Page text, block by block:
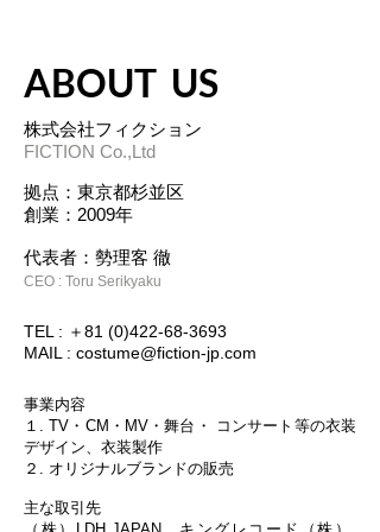
​ABOUT US
株式会社フィクション
FICTION Co.,Ltd
拠点：東京都杉並区
​創業：2009年
代表者：勢理客 徹
CEO : Toru Serikyaku
TEL : ＋81 (0)422-68-3693
MAIL : costume@fiction-jp.com
事業内容
１. TV・CM・MV・舞台・ コンサート等の衣装
デザイン、衣装製作
​２. オリジナルブランドの販売
​主な取引先